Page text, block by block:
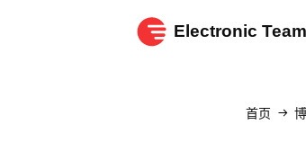
Electronic
首页